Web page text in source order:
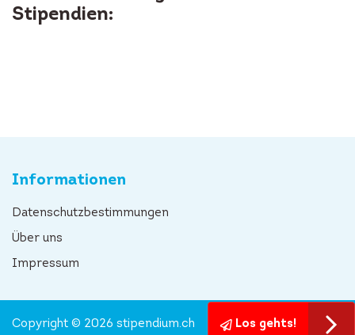
Stipendien:
Informationen
Datenschutzbestimmungen
Über uns
Impressum
Los gehts!
Copyright © 2026 stipendium.ch